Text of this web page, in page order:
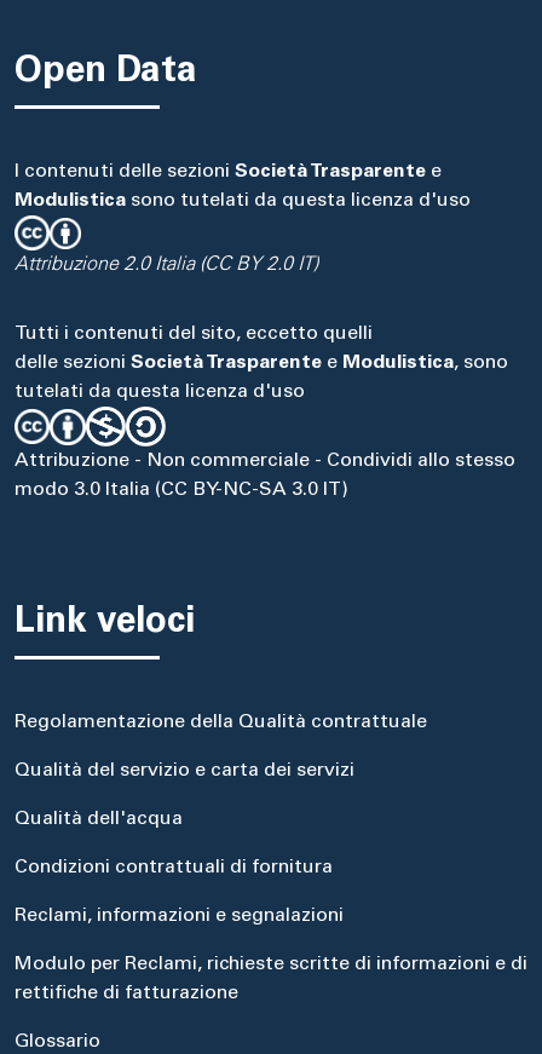
Open Data
I contenuti delle sezioni Società Trasparente e
Modulistica sono tutelati da questa licenza d'uso
Attribuzione 2.0 Italia (CC BY 2.0 IT)
Tutti i contenuti del sito, eccetto quelli
delle sezioni Società Trasparente e Modulistica, sono
tutelati da questa licenza d'uso
Attribuzione - Non commerciale - Condividi allo stesso
modo 3.0 Italia (CC BY-NC-SA 3.0 IT)
Link veloci
Regolamentazione della Qualità contrattuale
Qualità del servizio e carta dei servizi
Qualità dell'acqua
Condizioni contrattuali di fornitura
Reclami, informazioni e segnalazioni
Modulo per Reclami, richieste scritte di informazioni e di
rettifiche di fatturazione
Glossario